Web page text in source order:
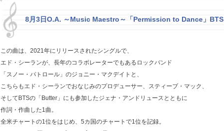
8月3日O.A. ～Music Maestro～「Permission to Dance」BTS
この曲は、2021年にリリースされたシングルで、
エド・シーランが、長年のコラボレーターでもあるロックバンド
「スノー・パトロール」のジョニー・マクデイトと、
こちらもエド・シーランでおなじみのプロデューサー、スティーブ・マック、
そしてBTSの「Butter」にも参加したジェナ・アンドリュースとともに
作詞・作曲した1曲。
全米チャートの1位をはじめ、5カ国のチャートで1位を記録。